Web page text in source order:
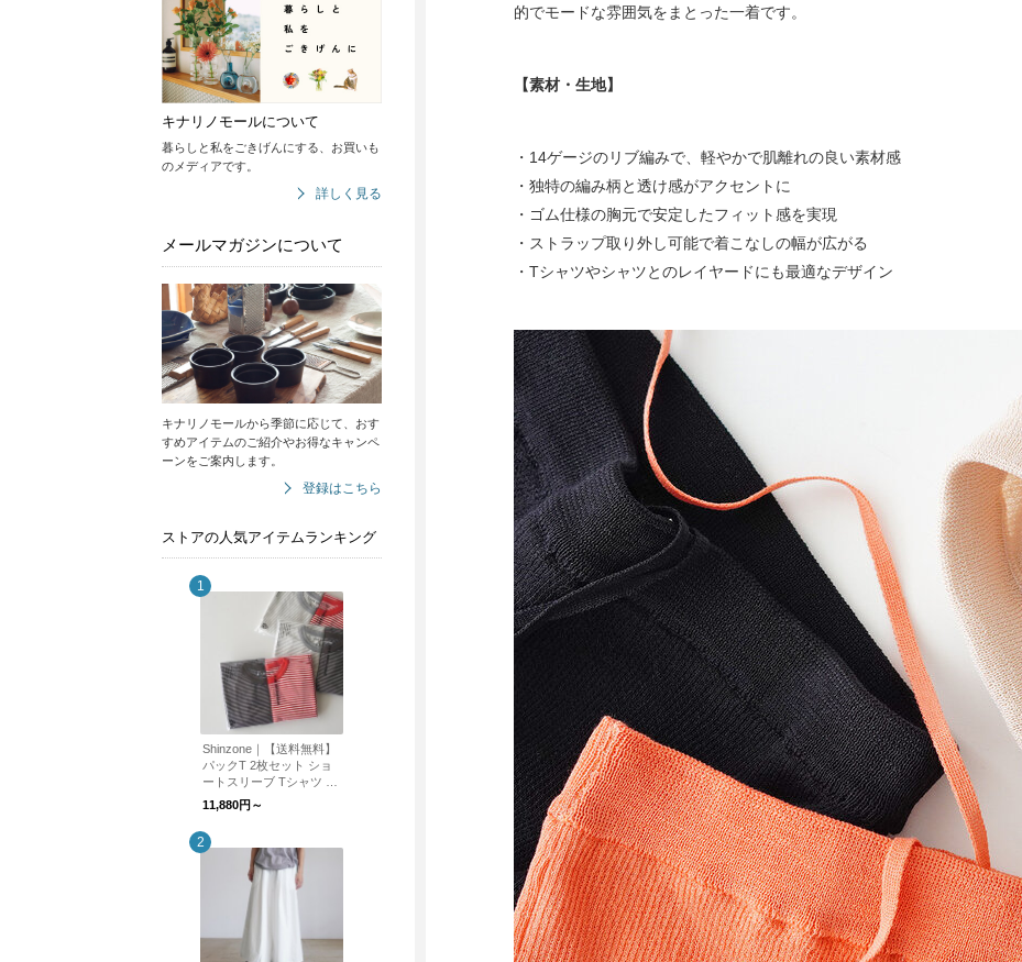
キナリノモールについて
暮らしと私をごきげんにする、お買いも
のメディアです。
詳しく見る
メールマガジンについて
キナリノモールから季節に応じて、おす
すめアイテムのご紹介やお得なキャンペ
ーンをご案内します。
登録はこちら
ストアの人気アイテムランキング
Shinzone｜【送料無料】
パックT 2枚セット ショ
ートスリーブ Tシャツ 無
地 ボーダー 半袖Tシャツ
PACK TEE 20SMSCU66
26SMSCU17 シンゾーン
【CROUKA別注】
11,880円～
的でモードな雰囲気をまとった一着です。
【素材・生地】
・14ゲージのリブ編みで、軽やかで肌離れの良い素材感
・独特の編み柄と透け感がアクセントに
・ゴム仕様の胸元で安定したフィット感を実現
・ストラップ取り外し可能で着こなしの幅が広がる
・Tシャツやシャツとのレイヤードにも最適なデザイン